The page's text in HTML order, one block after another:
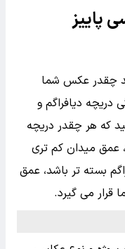
پاییز
چقدر عکس شما
دیافراگم و
که هر چقدر دریچه
دیافراگم بازتر باشد مانند f/2.8 تا f/4، عمق میدان کم تری
بسته تر باشد، عمق
قرار می گیرد.